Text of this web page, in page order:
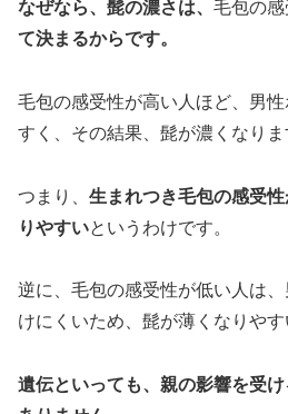
なぜなら、髭の濃さは、 毛包の感
て決まるからです。
毛包の感受性が高い人ほど、男
すく、その結果、髭が濃くなりま
つまり、 生まれつき毛包の感受
りやすいというわけです。
逆に、毛包の感受性が低い人は
けにくいため、髭が薄くなりやす
遺伝といっても、親の影響を受